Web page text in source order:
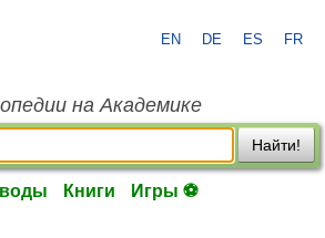
EN DE ES FR
на Академике
Найти!
Книги Игры ⚽